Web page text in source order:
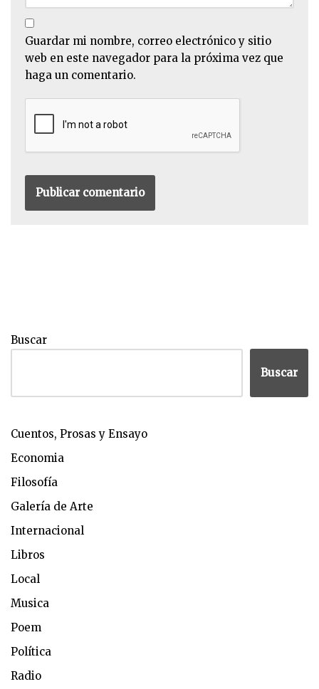
Guardar mi nombre, correo electrónico y sitio
web en este navegador para la próxima vez que
haga un comentario.
Buscar
Buscar
Cuentos, Prosas y Ensayo
Economia
Filosofía
Galería de Arte
Internacional
Libros
Local
Musica
Poem
Política
Radio